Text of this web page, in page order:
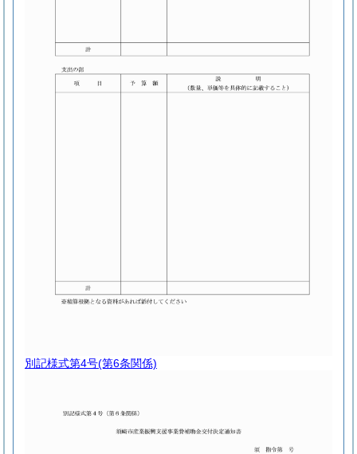
別記様式第4号(第6条関係)